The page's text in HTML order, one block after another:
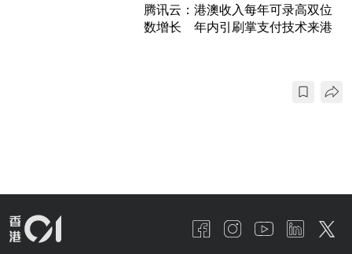
腾讯云：港澳收入每年可录高双位
数增长 年内引刷掌支付技术来港